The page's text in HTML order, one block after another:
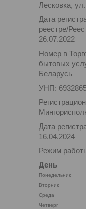
Лесковка,
Дата
реестре/
26.07.2022
Номер в
бытовых
Беларусь
УНП:
Дата
16.04.2024
Режим
День
Понедельник
Вторник
Среда
Четверг